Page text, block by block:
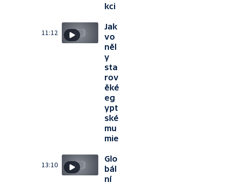
kci
11:12
Jak
vo
něl
y
sta
rov
ěké
eg
ypt
ské
mu
mie
13:10
Glo
bál
ní